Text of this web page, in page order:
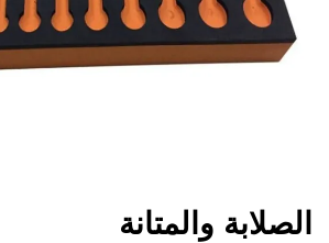
الصلابة والمتانة